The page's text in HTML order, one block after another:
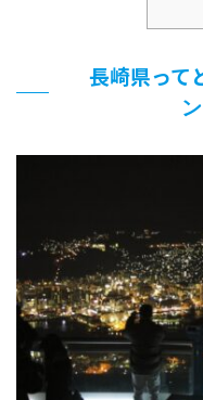
長崎県って